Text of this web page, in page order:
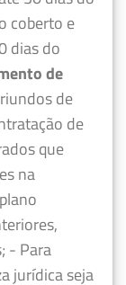
coberto e
dias do
de
de
de
que
na
- Para
jurídica seja